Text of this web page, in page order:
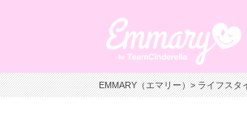
EMMARY（エマリー）>ライフスタ